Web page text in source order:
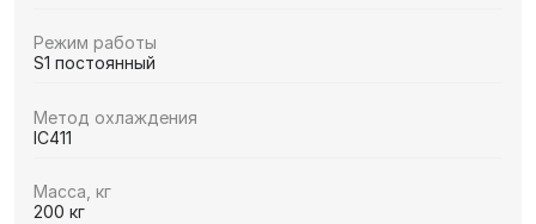
Режим работы
S1 постоянный
Метод охлаждения
IC411
Масса, кг
200 кг